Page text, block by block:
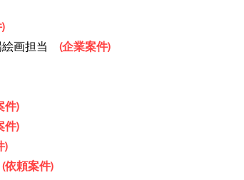
画担当 (企業案件)
件)
件)
)
(依頼案件)